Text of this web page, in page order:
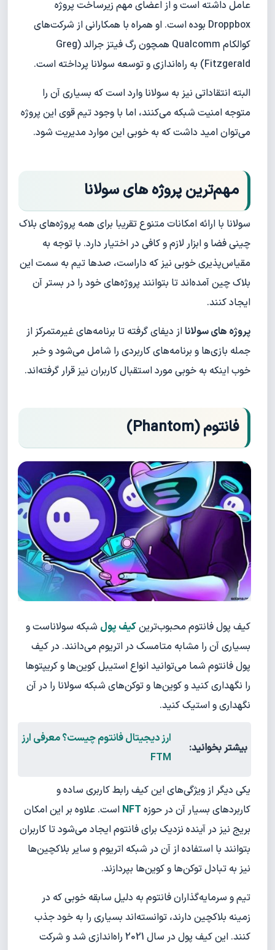
عامل داشته است و از اعضای مهم زیرساخت پروژه
Droppbox بوده است. او همراه با همکارانی از شرکت‌های
کوالکام Qualcomm همچون رگ فیتز جرالد (Greg
Fitzgerald) به راه‌اندازی و توسعه سولانا پرداخته است.
البته انتقاداتی نیز به سولانا وارد است که بسیاری آن را
متوجه امنیت شبکه می‌کنند، اما با وجود تیم قوی این پروژه
می‌توان امید داشت که به خوبی این موارد مدیریت شود.
مهم‌ترین پروژه های سولانا
سولانا با ارائه امکانات متنوع تقریبا برای همه پروژه‌های بلاک
چینی فضا و ابزار لازم و کافی در اختیار دارد. با توجه به
مقیاس‌پذیری خوبی نیز که داراست، صدها تیم به سمت این
بلاک چین آمده‌اند تا بتوانند پروژه‌های خود را در بستر آن
ایجاد کنند.
پروژه های سولانااز دیفای گرفته تا برنامه‌های غیرمتمرکز از
جمله بازی‌ها و برنامه‌های کاربردی را شامل می‌شود و خبر
خوب اینکه به خوبی مورد استقبال کاربران نیز قرار گرفته‌اند.
فانتوم (Phantom)
کیف پول فانتوم محبوب‌ترینکیف پول شبکه سولاناست و
بسیاری آن را مشابه متامسک در اتریوم می‌دانند. در کیف
پول فانتوم شما می‌توانید انواع استیبل کوین‌ها و کریپتوها
را نگهداری کنید و کوین‌ها و توکن‌های شبکه سولانا را در آن
نگهداری و استیک کنید.
بیشتر بخوانید:
ارز دیجیتال فانتوم چیست؟ معرفی ارز
FTM
یکی دیگر از ویژگی‌های این کیف رابط کاربری ساده و
کاربردهای بسیار آن در حوزه NFT است. علاوه بر این امکان
بریج نیز در آینده نزدیک برای فانتوم ایجاد می‌شود تا کاربران
بتوانند با استفاده از آن در شبکه اتریوم و سایر بلاکچین‌ها
نیز به تبادل توکن‌ها و کوین‌ها بپردازند.
تیم و سرمایه‌گذاران فانتوم به دلیل سابقه خوبی که در
زمینه بلاکچین دارند، توانسته‌اند بسیاری را به خود جذب
کنند. این کیف پول در سال 2021 راه‌اندازی شد و شرکت